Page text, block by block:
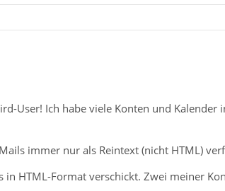
User! Ich habe viele Konten und
immer nur als Reintext (nicht HTML)
HTML-Format verschickt. Zwei meiner